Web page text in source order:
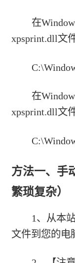
在
xpsprint.dll文件
在
xpsprint.dll文件
方法一、手
繁琐复杂）
1、从本
文件到您的电